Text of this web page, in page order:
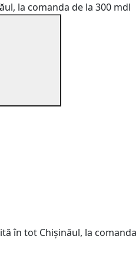
la comanda de la 300 mdl
în tot Chișinăul, la comanda